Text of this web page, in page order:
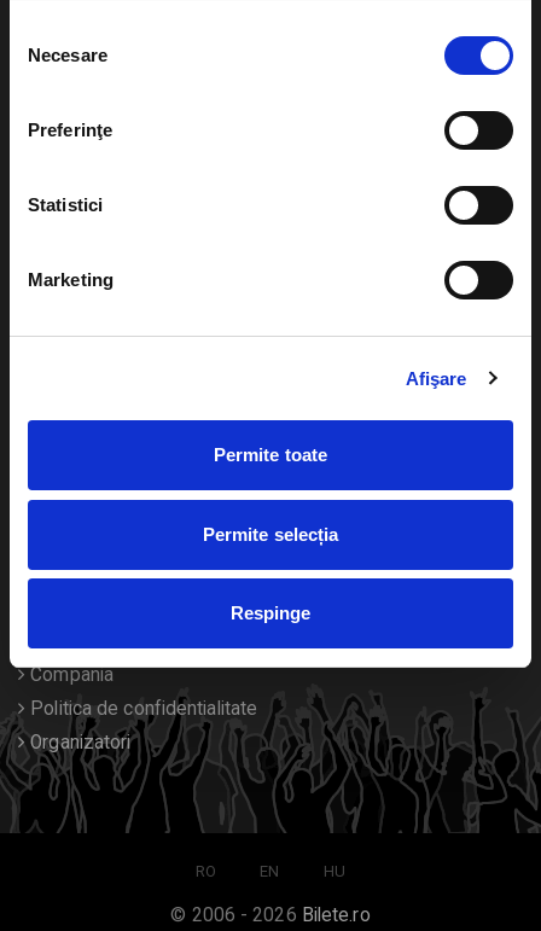
consimțământului
Necesare
Preferinţe
Statistici
Marketing
Afişare
Permite toate
Permite selecția
Respinge
Duplicare bilete
Teatru
festivaluri
Diverse
Contact
Despre Cookies
Compania
Politica de confidentialitate
Organizatori
RO EN HU
© 2006 - 2026 Bilete.ro